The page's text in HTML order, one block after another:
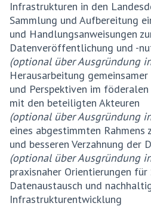
Infrastrukturen in den
Sammlung und Aufbereitung
und Handlungsanweisungen
Datenveröffentlichung und -
(optional über Ausgründung
Herausarbeitung
und Perspektiven im
mit den beteiligten Akteuren
(optional über Ausgründung
eines abgestimmten Rahmens
und besseren Verzahnung der
(optional über Ausgründung
praxisnaher Orientierungen
Datenaustausch und
Infrastrukturentwicklung